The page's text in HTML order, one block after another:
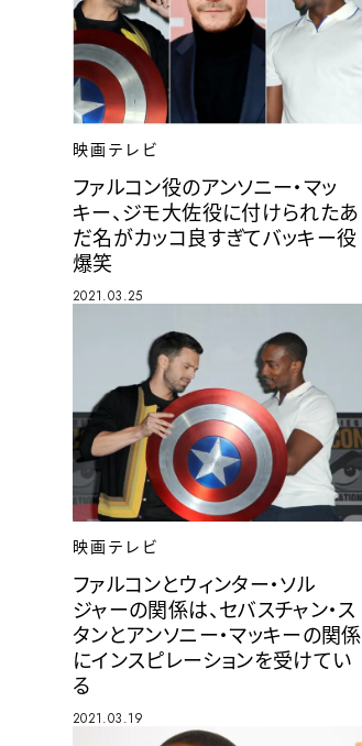
映画テレビ
ファルコン役のアンソニー・マッ
キー、ジモ大佐役に付けられたあ
だ名がカッコ良すぎてバッキー役
爆笑
2021.03.25
映画テレビ
ファルコンとウィンター・ソル
ジャーの関係は、セバスチャン・ス
タンとアンソニー・マッキーの関係
にインスピレーションを受けてい
る
2021.03.19